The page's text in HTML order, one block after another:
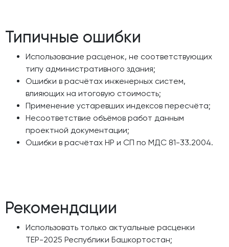
Типичные ошибки
Использование расценок, не соответствующих
типу административного здания;
Ошибки в расчётах инженерных систем,
влияющих на итоговую стоимость;
Применение устаревших индексов пересчёта;
Несоответствие объёмов работ данным
проектной документации;
Ошибки в расчётах НР и СП по МДС 81-33.2004.
Рекомендации
Использовать только актуальные расценки
ТЕР-2025 Республики Башкортостан;